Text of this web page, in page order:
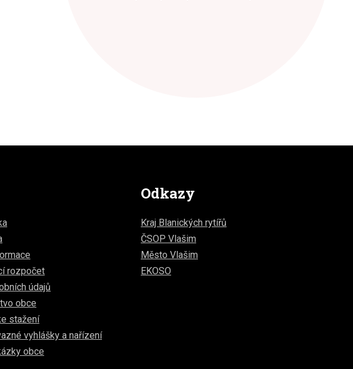
rozpočet
údajů
obce
stažení
vyhlášky a nařízení
obce
Odkazy
Kraj Blanických rytířů
ČSOP Vlašim
Město Vlašim
EKOSO